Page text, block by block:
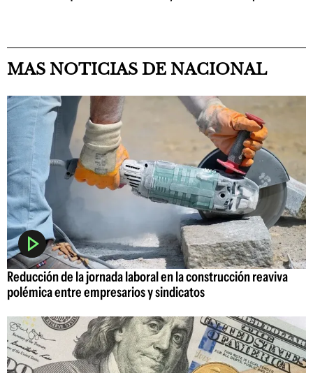
MAS NOTICIAS DE NACIONAL
Reducción de la jornada laboral en la construcción reaviva
polémica entre empresarios y sindicatos